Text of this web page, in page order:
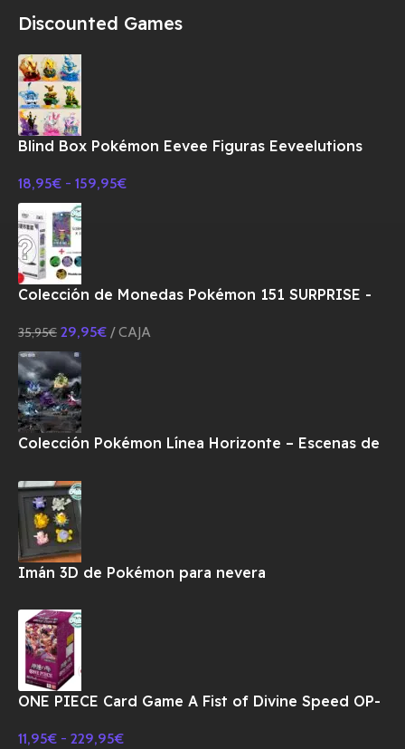
Discounted Games
Blind Box Pokémon Eevee Figuras Eeveelutions
18,95€ - 159,95€
Colección de Monedas Pokémon 151 SURPRISE -
35,95€ 29,95€ CAJA
Colección Pokémon Línea Horizonte – Escenas de
Imán 3D de Pokémon para nevera
ONE PIECE Card Game A Fist of Divine Speed OP-
11,95€ - 229,95€